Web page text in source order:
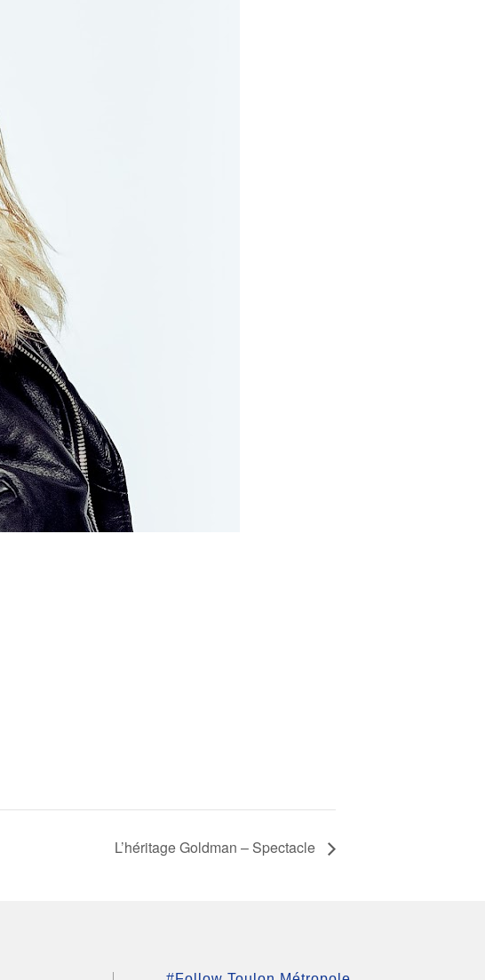
L’héritage Goldman – Spectacle